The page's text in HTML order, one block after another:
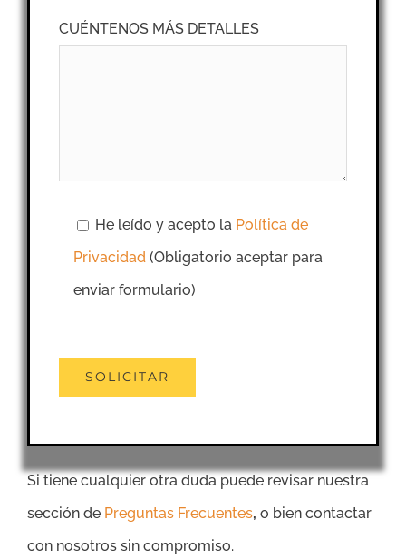
CUÉNTENOS MÁS DETALLES
He leído y acepto la Política de
Privacidad (Obligatorio aceptar para
enviar formulario)
Si tiene cualquier otra duda puede revisar nuestra
sección de Preguntas Frecuentes, o bien contactar
con nosotros sin compromiso.